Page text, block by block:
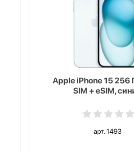
Apple iPhone 15 256
SIM + eSIM,
арт. 1493